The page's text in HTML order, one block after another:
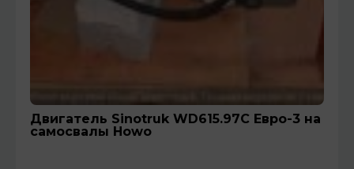
Двигатель Sinotruk WD615.97C Евро-3 на
самосвалы Howo